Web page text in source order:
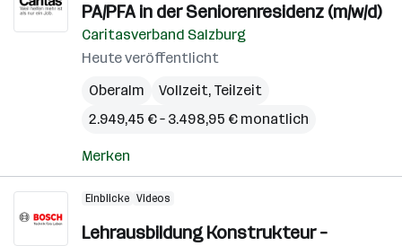
PA/PFA in der Seniorenresidenz (m/w/d)
Caritasverband Salzburg
Heute veröffentlicht
Oberalm
Vollzeit, Teilzeit
2.949,45 € – 3.498,95 € monatlich
Merken
Einblicke Videos
Lehrausbildung Konstrukteur –